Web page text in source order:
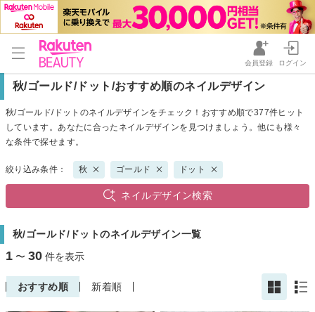
会員登録 ログイン
秋/ゴールド/ドット/おすすめ順のネイルデザイン
秋/ゴールド/ドットのネイルデザインをチェック！おすすめ順で377件ヒット
しています。あなたに合ったネイルデザインを見つけましょう。他にも様々
な条件で探せます。
絞り込み条件： 秋 ゴールド ドット
ネイルデザイン検索
秋/ゴールド/ドットのネイルデザイン一覧
1 〜 30 件を表示
おすすめ順 新着順